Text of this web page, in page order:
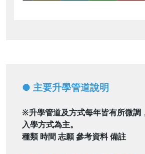
● 主要升學管道說明
※升學管道及方式每年皆有所微調
入學方式為主。
種類 時間志願參考資料備註